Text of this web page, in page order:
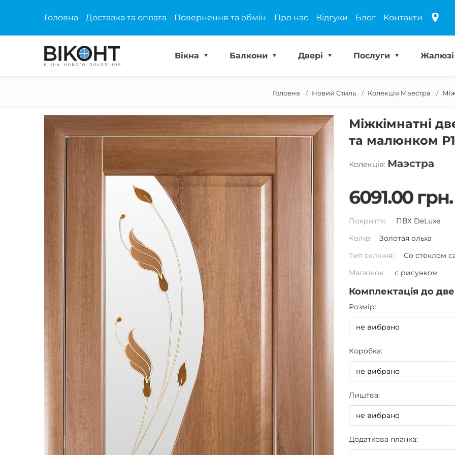
Головна Доставка та оплата Повернення та обмін Про нас Відгуки Блог Контакти
Вікна Балкони Двері Послуги Жалюзі
Головна Новий Стиль Колекція Маестра
Міжкімнатні
та малюнком
Колекція: Маэстра
6091.00 грн.
Покриття:
ПВХ DeLuxe
Колір:
Золотая ольха
Тип скління:
Со стеклом
Малюнок:
с рисунком
Комплектація до
Pозмір:
Коробка:
Лиштва:
Додаткова планка: